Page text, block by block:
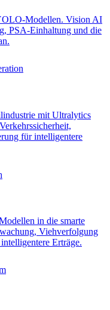
Modellen. Vision AI
PSA-Einhaltung und die
mit Ultralytics
für intelligentere
in die smarte
Viehverfolgung
Erträge.